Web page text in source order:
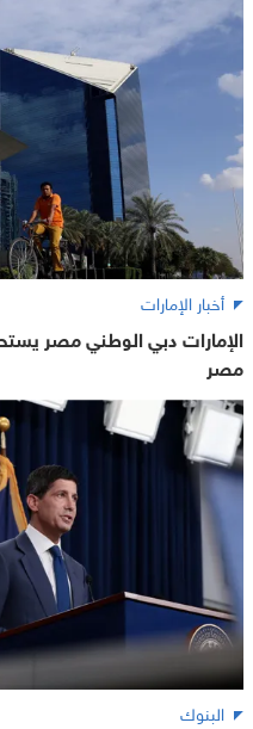
أخبار الإمارات
مصر
البنوك